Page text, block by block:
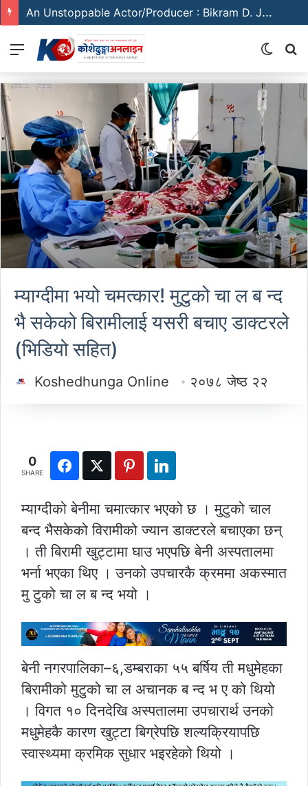
An Unstoppable Actor/Producer : Bikram D. Joshi
Menu
Switch
म्याग्दीमा भयो चमत्कार! मुटुको चा ल ब न्द
भै सकेको बिरामीलाई यसरी बचाए डाक्टरले
(भिडियो सहित)
Koshedhunga Online २०७८ जेष्ठ २२
0
SHARE
म्याग्दीको बेनीमा चमात्कार भएको छ । मुटुको चाल
बन्द भैसकेको विरामीको ज्यान डाक्टरले बचाएका छन्
। ती बिरामी खुट्टामा घाउ भएपछि बेनी अस्पतालमा
भर्ना भएका थिए । उनको उपचारकै क्रममा अकस्मात
मु टुको चा ल ब न्द भयो ।
बेनी नगरपालिका–६,डम्बराका ५५ बर्षिय ती मधुमेहका
बिरामीको मुटुको चा ल अचानक ब न्द भ ए को थियो
। विगत १० दिनदेखि अस्पतालमा उपचारार्थ उनको
मधुमेहकै कारण खुट्टा बिग्रेपछि शल्यक्रियापछि
स्वास्थ्यमा क्रमिक सुधार भइरहेको थियो ।